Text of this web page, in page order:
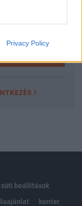
Privacy Policy
belüli
süti beállítások
karrier